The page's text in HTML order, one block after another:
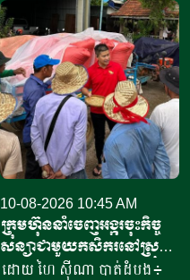
10-08-2026 10:45 AM
ក្រុមហ៊ុននាំចេញអង្ករចុះកិច្ច
សន្យាជាមួយកសិករនៅស្រុក
ថ្មគោល និងស្រុកបវេល ដើម្បី
ដោយ ហៃ ស៊ីណា បាត់ដំបង៖